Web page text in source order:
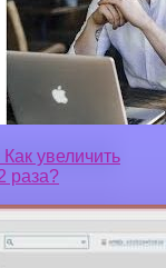
денег в